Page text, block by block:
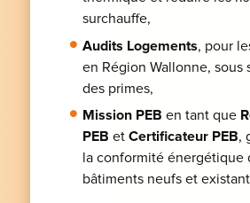
surchauffe,
Audits Logements, pour
en Région Wallonne, sous
des primes,
Mission PEB en tant que
PEB etCertificateur PEB,
la conformité énergétique
bâtiments neufs et